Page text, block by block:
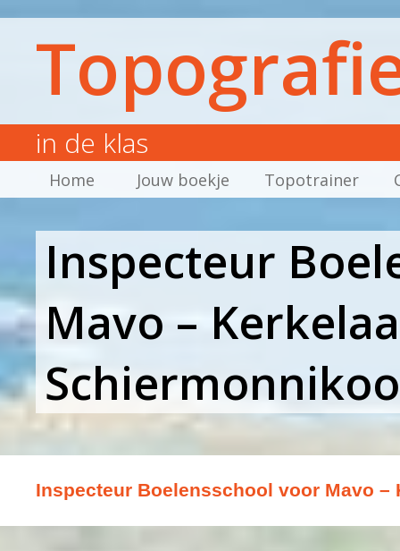
in de klas
Home Jouw boekje Topotrainer
Inspecteur
Mavo –
Inspecteur Boelensschool voor Mavo